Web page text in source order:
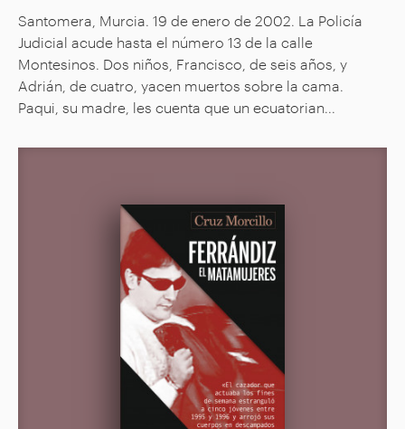
Santomera, Murcia. 19 de enero de 2002. La Policía
Judicial acude hasta el número 13 de la calle
Montesinos. Dos niños, Francisco, de seis años, y
Adrián, de cuatro, yacen muertos sobre la cama.
Paqui, su madre, les cuenta que un ecuatorian...